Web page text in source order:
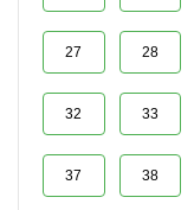
27 28
32 33
37 38